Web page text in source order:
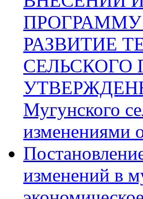
РАЗВИТИЕ
СЕЛЬСКОГО
Мугунского
изменениями
изменений в